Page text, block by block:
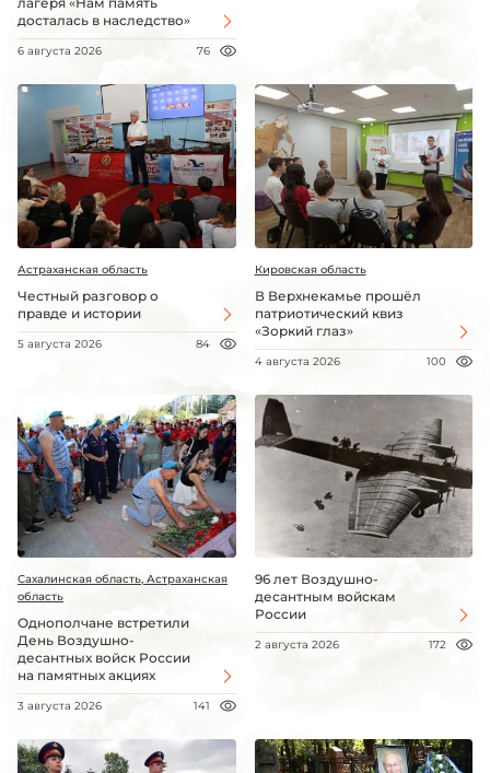
досталась в наследство»
6 августа 2026 76
Астраханская область
Честный разговор о
правде и истории
5 августа 2026 84
Кировская область
В Верхнекамье прошёл
патриотический квиз
«Зоркий глаз»
4 августа 2026 100
Сахалинская область, Астраханская
область
Однополчане встретили
День Воздушно-
десантных войск России
на памятных акциях
3 августа 2026 141
96 лет Воздушно-
десантным войскам
России
2 августа 2026 172